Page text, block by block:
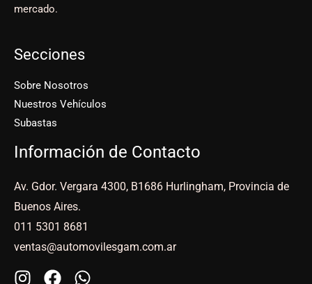
mercado.
Secciones
Sobre Nosotros
Nuestros Vehículos
Subastas
Información de Contacto
Av. Gdor. Vergara 4300, B1686 Hurlingham, Provincia de
Buenos Aires.
011 5301 8681
ventas@automovilesgam.com.ar